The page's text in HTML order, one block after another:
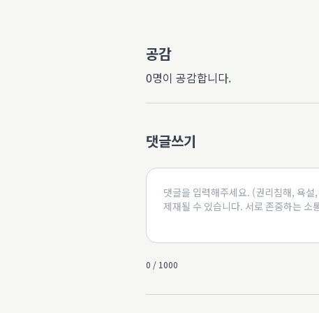
공감
0명이 공감합니다.
댓글쓰기
0 / 1000